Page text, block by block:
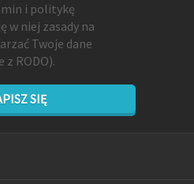
i politykę
w niej zasady na
Twoje dane
z RODO).
SIĘ